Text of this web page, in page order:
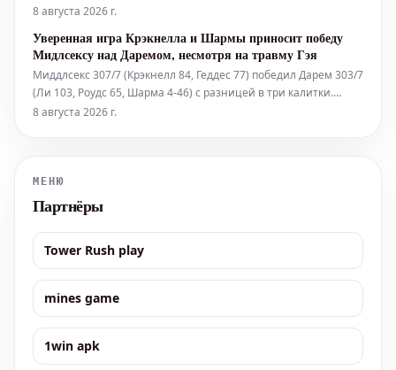
погибли как минимум три человека, несколько получили
Бровары есть ребенок, сообщает новостной портал «The Kyiv
Independent» со ссылкой на
8 августа 2026 г.
Уверенная игра Крэкнелла и Шармы приносит победу
Мидлсексу над Даремом, несмотря на травму Гэя
Миддлсекс 307/7 (Крэкнелл 84, Геддес 77) победил Дарем 303/7
(Ли 103, Роудс 65, Шарма 4-46) с разницей в три калитки.
Решающие вклады от Джо Крэкнелла и Навьи Шармы помогли
8 августа 2026 г.
МЕНЮ
Партнёры
Tower Rush play
mines game
1win apk